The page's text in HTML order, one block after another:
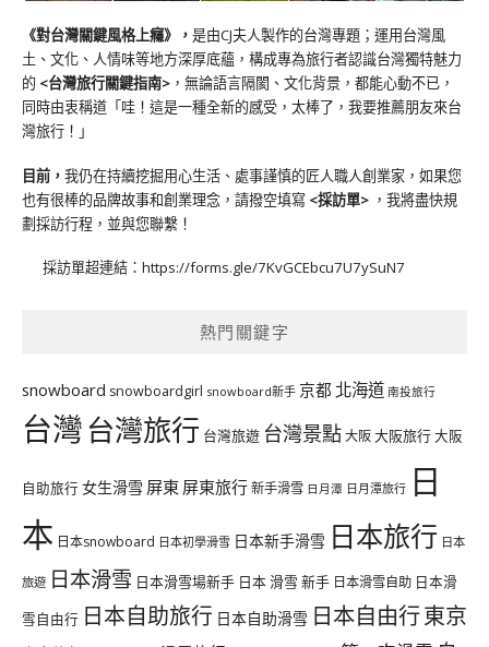
《對台灣關鍵風格上癮》 ， 是由CJ夫人製作的台灣專題；運用台灣風
土、文化、人情味等地方深厚底蘊，構成專為旅行者認識台灣獨特魅力
的 <台灣旅行關鍵指南> ，無論語言隔閡、文化背景，都能心動不已，
同時由衷稱道「哇！這是一種全新的感受，太棒了，我要推薦朋友來台
灣旅行！」
目前， 我仍在持續挖掘用心生活、處事謹慎的匠人職人創業家，如果您
也有很棒的品牌故事和創業理念，請撥空填寫 <採訪單> ，我將盡快規
劃採訪行程，並與您聯繫！
採訪單超連結： https://forms.gle/7KvGCEbcu7U7ySuN7
熱門關鍵字
snowboard snowboardgirl snowboard新手 京都 北海道 南投旅行
台灣台灣旅行 台灣旅遊 台灣景點大阪大阪旅行大阪
自助旅行 女生滑雪 屏東 屏東旅行新手滑雪 日月潭 日月潭旅行 日
本 日本snowboard 日本初學滑雪 日本新手滑雪 日本旅行 日本
旅遊 日本滑雪 日本滑雪場新手 日本 滑雪 新手 日本滑雪自助 日本滑
雪自由行 日本自助旅行 日本自助滑雪 日本自由行東京